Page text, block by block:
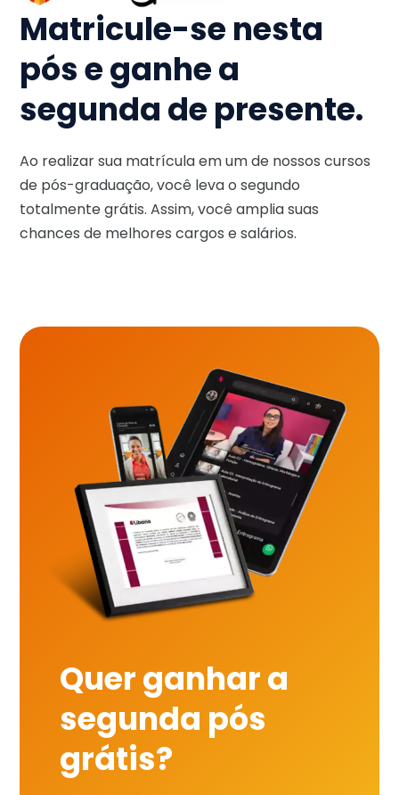
Matricule-se nesta
pós e ganhe a
segunda de presente.
Ao realizar sua matrícula em um de nossos cursos
de pós-graduação, você leva o segundo
totalmente grátis. Assim, você amplia suas
chances de melhores cargos e salários.
Quer ganhar a
segunda pós
grátis?